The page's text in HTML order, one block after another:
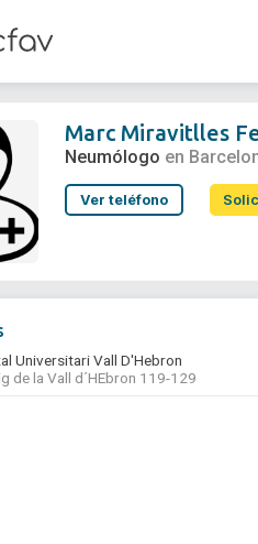
Fernandez
Marc Miravitlles
Neumólogo en
Ver teléfono
Universitari Vall D'Hebron
de la Vall d´HEbron 119-129